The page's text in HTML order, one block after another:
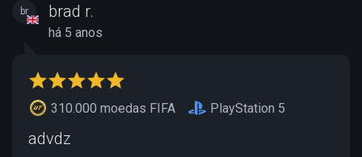
br brad r.
há 5 anos
310.000 moedas FIFA PlayStation 5
advdz